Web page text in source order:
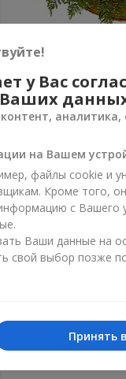
501 красная роза
54 725 грн
Корзина "С
у Вас
Ваших
аналитика,
на Вашем
файлы cookie и
Кроме того,
с Вашего
Ваши данные на
свой выбор позже
Принять